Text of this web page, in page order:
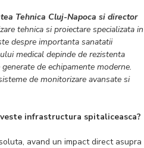
Tehnica Cluj-Napoca si director
tehnica si proiectare specializata in
despre importanta sanatatii
medical depinde de rezistenta
de echipamente moderne.
de monitorizare avansate si
infrastructura spitaliceasca?
avand un impact direct asupra